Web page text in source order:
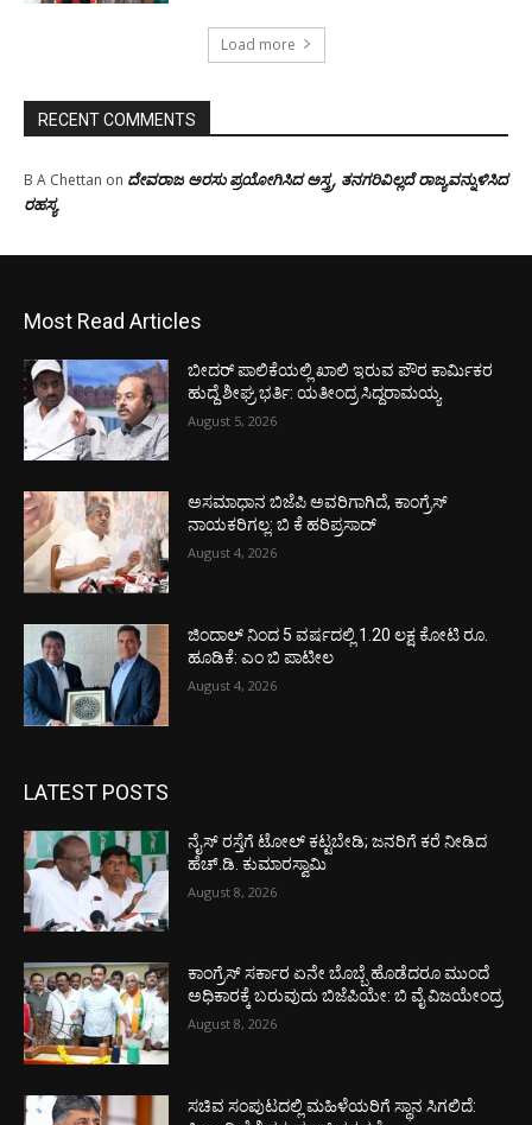
Load more
RECENT COMMENTS
B A Chettan on ದೇವರಾಜ ಅರಸು ಪ್ರಯೋಗಿಸಿದ ಅಸ್ತ್ರ, ತನಗರಿವಿಲ್ಲದೆ ರಾಜ್ಯವನ್ನುಳಿಸಿದ
ರಹಸ್ಯ
Most Read Articles
ಬೀದರ್ ಪಾಲಿಕೆಯಲ್ಲಿ ಖಾಲಿ ಇರುವ ಪೌರ ಕಾರ್ಮಿಕರ
ಹುದ್ದೆ ಶೀಘ್ರ ಭರ್ತಿ: ಯತೀಂದ್ರ ಸಿದ್ದರಾಮಯ್ಯ
August 5, 2026
ಅಸಮಾಧಾನ ಬಿಜೆಪಿ ಅವರಿಗಾಗಿದೆ, ಕಾಂಗ್ರೆಸ್
ನಾಯಕರಿಗಲ್ಲ: ಬಿ ಕೆ ಹರಿಪ್ರಸಾದ್
August 4, 2026
ಜಿಂದಾಲ್ ನಿಂದ 5 ವರ್ಷದಲ್ಲಿ 1.20 ಲಕ್ಷ ಕೋಟಿ ರೂ.
ಹೂಡಿಕೆ: ಎಂ ಬಿ ಪಾಟೀಲ
August 4, 2026
LATEST POSTS
ನೈಸ್ ರಸ್ತೆಗೆ ಟೋಲ್ ಕಟ್ಟಬೇಡಿ; ಜನರಿಗೆ ಕರೆ ನೀಡಿದ
ಹೆಚ್.ಡಿ. ಕುಮಾರಸ್ವಾಮಿ
August 8, 2026
ಕಾಂಗ್ರೆಸ್ ಸರ್ಕಾರ ಏನೇ ಬೊಬ್ಬೆ ಹೊಡೆದರೂ ಮುಂದೆ
ಅಧಿಕಾರಕ್ಕೆ ಬರುವುದು ಬಿಜೆಪಿಯೇ: ಬಿ ವೈ ವಿಜಯೇಂದ್ರ
August 8, 2026
ಸಚಿವ ಸಂಪುಟದಲ್ಲಿ ಮಹಿಳೆಯರಿಗೆ ಸ್ಥಾನ ಸಿಗಲಿದೆ: